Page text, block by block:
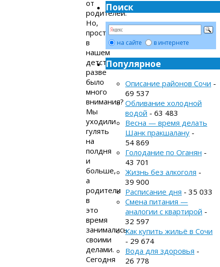
от
родителей.
Но,
простите,
в
нашем
детстве
разве
было
много
внимания?
Мы
уходили
гулять
на
полдня
и
больше,
а
родители
в
это
время
занимались
своими
делами.
Сегодня
Поиск
на сайте в интернете
Популярное
Описание районов Сочи -
69 537
Обливание холодной
водой - 63 483
Весна — время делать
Шанк пракшалану -
54 869
Голодание по Оганян -
43 701
Жизнь без алкоголя -
39 900
Расписание дня - 35 033
Смена питания —
аналогии с квартирой -
32 597
Как купить жильё в Сочи
- 29 674
Вода для здоровья -
26 778